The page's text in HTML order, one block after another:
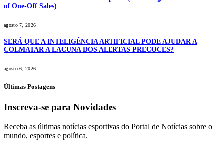
of One-Off Sales)
agosto 7, 2026
SERÁ QUE A INTELIGÊNCIA ARTIFICIAL PODE AJUDAR A
COLMATAR A LACUNA DOS ALERTAS PRECOCES?
agosto 6, 2026
Últimas Postagens
Inscreva-se para Novidades
Receba as últimas notícias esportivas do Portal de Notícias sobre o
mundo, esportes e política.